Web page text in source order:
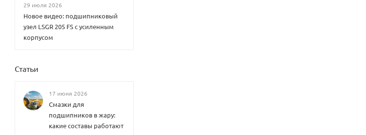
29 июля 2026
Новое видео: подшипниковый
узел LSGR 205 FS с усиленным
корпусом
Статьи
17 июня 2026
Смазки для
подшипников в жару:
какие составы работают